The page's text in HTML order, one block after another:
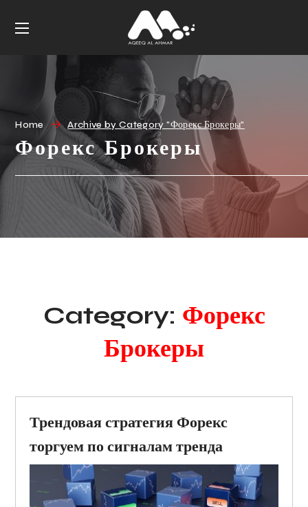
Home Archive by Category "Форекс Брокеры"
Форекс Брокеры
Category: Форекс
Брокеры
Трендовая стратегия Форекс
торгуем по сигналам тренда